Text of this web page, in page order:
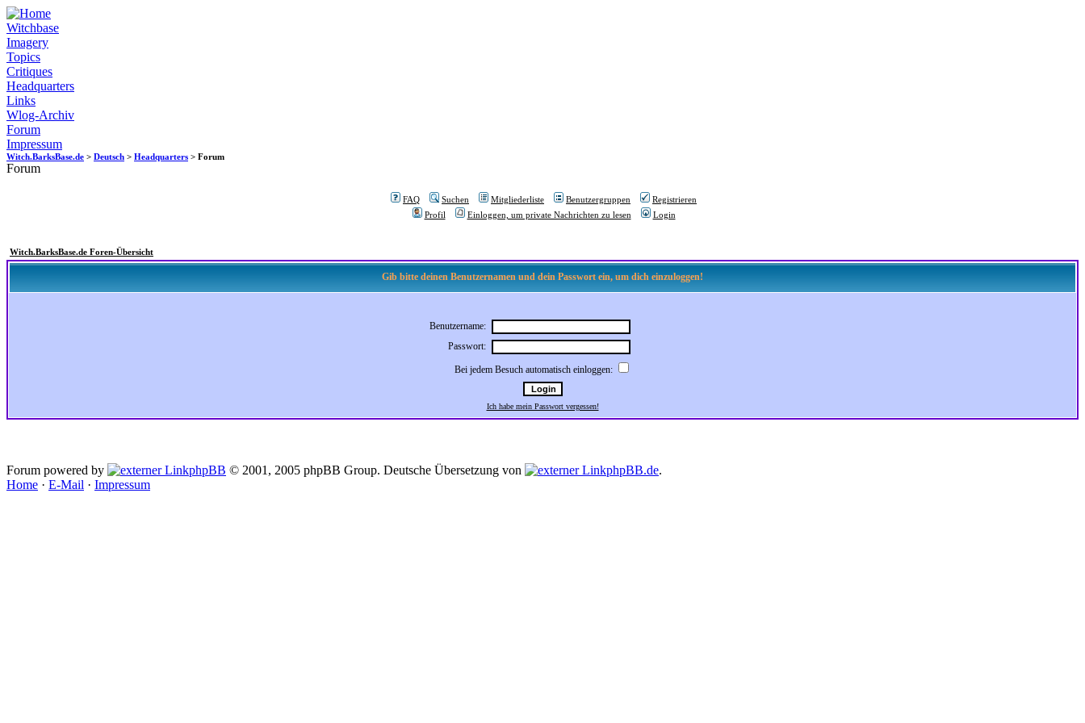
Witchbase
Imagery
Topics
Critiques
Headquarters
Links
Wlog-Archiv
Forum
Impressum
Witch.BarksBase.de > Deutsch > Headquarters > Forum
Forum
FAQ Suchen Mitgliederliste Benutzergruppen
Registrieren
Profil
Einloggen, um private Nachrichten zu lesen Login
Witch.BarksBase.de Foren-Übersicht
Gib bitte deinen Benutzernamen und dein Passwort ein, um dich einzuloggen!
Benutzername:
Passwort:
Bei jedem Besuch automatisch einloggen:
Ich habe mein Passwort vergessen!
Forum powered by phpBB © 2001, 2005 phpBB Group. Deutsche Übersetzung von phpBB.de.
Home · E-Mail · Impressum